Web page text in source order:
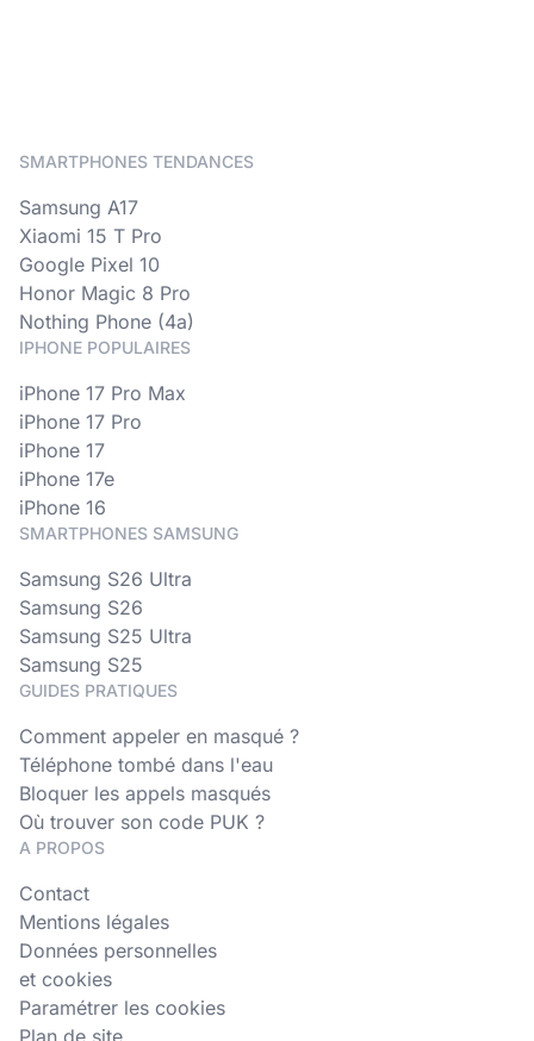
SMARTPHONES TENDANCES
Samsung A17
Xiaomi 15 T Pro
Google Pixel 10
Honor Magic 8 Pro
Nothing Phone (4a)
IPHONE POPULAIRES
iPhone 17 Pro Max
iPhone 17 Pro
iPhone 17
iPhone 17e
iPhone 16
SMARTPHONES SAMSUNG
Samsung S26 Ultra
Samsung S26
Samsung S25 Ultra
Samsung S25
GUIDES PRATIQUES
Comment appeler en masqué ?
Téléphone tombé dans l'eau
Bloquer les appels masqués
Où trouver son code PUK ?
A PROPOS
Contact
Mentions légales
Données personnelles
et cookies
Paramétrer les cookies
Plan de site